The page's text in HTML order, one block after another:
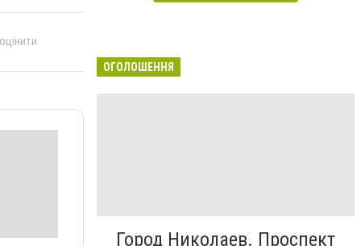
ОГОЛОШЕННЯ
Город Николаев. Проспект